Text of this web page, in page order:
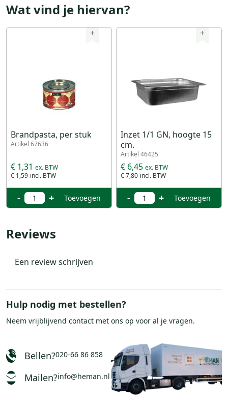
Wat vind je hiervan?
+
Brandpasta, per stuk
Artikel 67636
€ 1,59
€ 1,31
- + Toevoegen
+
Inzet 1/1 GN, hoogte 15
cm.
Artikel 46425
€ 7,80
€ 6,45
- + Toevoegen
Reviews
Een review schrijven
Hulp nodig met bestellen?
Neem vrijblijvend contact met ons op voor al je vragen.
Bellen?020-66 86 858
Mailen?info@heman.nl